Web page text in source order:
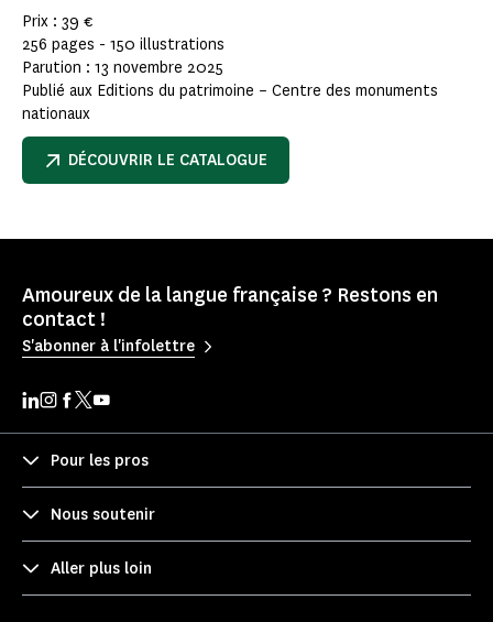
Prix : 39 €
256 pages - 150 illustrations
Parution : 13 novembre 2025
Publié aux Editions du patrimoine – Centre des monuments
nationaux
DÉCOUVRIR LE CATALOGUE
Amoureux de la langue française ? Restons en
contact !
S'abonner à l'infolettre
Pour les pros
Nous soutenir
Aller plus loin